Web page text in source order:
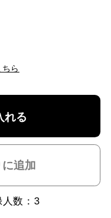
ちら
れる
追加
人数：3